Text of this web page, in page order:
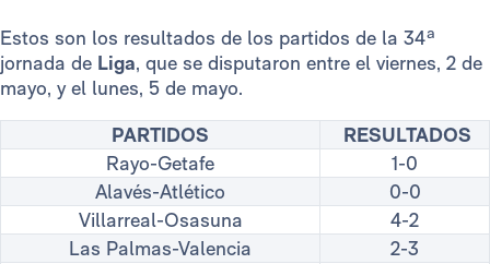
Estos son los resultados de los partidos de la 34ª
jornada de Liga, que se disputaron entre el viernes, 2 de
mayo, y el lunes, 5 de mayo.
PARTIDOS
RESULTADOS
Rayo-Getafe
1-0
Alavés-Atlético
0-0
Villarreal-Osasuna
4-2
Las Palmas-Valencia
2-3